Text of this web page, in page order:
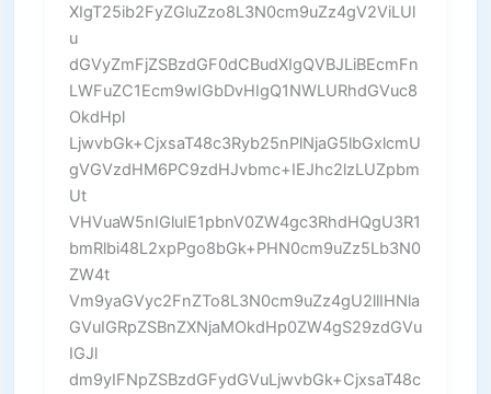
XIgT25ib2FyZGluZzo8L3N0cm9uZz4gV2ViLUl
u
dGVyZmFjZSBzdGF0dCBudXIgQVBJLiBEcmFn
LWFuZC1Ecm9wIGbDvHIgQ1NWLURhdGVuc8
OkdHpl
LjwvbGk+CjxsaT48c3Ryb25nPlNjaG5lbGxlcmU
gVGVzdHM6PC9zdHJvbmc+IEJhc2lzLUZpbm
Ut
VHVuaW5nIGluIE1pbnV0ZW4gc3RhdHQgU3R1
bmRlbi48L2xpPgo8bGk+PHN0cm9uZz5Lb3N0
ZW4t
Vm9yaGVyc2FnZTo8L3N0cm9uZz4gU2llIHNla
GVuIGRpZSBnZXNjaMOkdHp0ZW4gS29zdGVu
IGJl
dm9yIFNpZSBzdGFydGVuLjwvbGk+CjxsaT48c